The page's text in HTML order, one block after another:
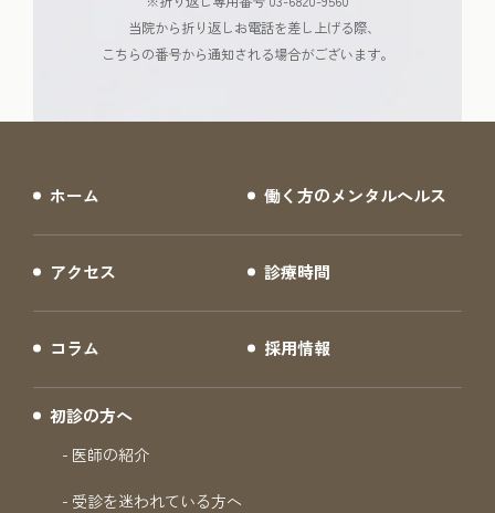
当院から折り返しお電話を差し上げる際、
こちらの番号から通知される場合がございます。
ホーム 働く方のメンタルヘルス
アクセス 診療時間
コラム 採用情報
初診の方へ
医師の紹介
受診を迷われている方へ